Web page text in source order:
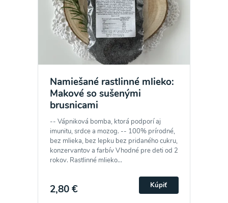
Namiešané rastlinné mlieko:
Makové so sušenými
brusnicami
-- Vápniková bomba, ktorá podporí aj
imunitu, srdce a mozog. -- 100% prírodné,
bez mlieka, bez lepku bez pridaného cukru,
konzervantov a farbív Vhodné pre deti od 2
rokov. Rastlinné mlieko...
2,80 € Kúpiť